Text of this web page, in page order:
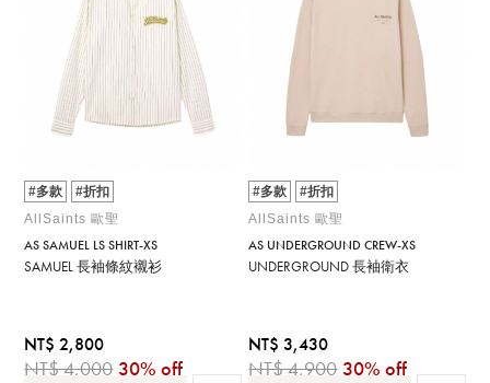
#多款
#折扣
AllSaints 歐聖
AS SAMUEL LS SHIRT-XS
SAMUEL 長袖條紋襯衫
NT$ 2,800
NT$ 4,000 30% off
#多款
#折扣
AllSaints 歐聖
AS UNDERGROUND CREW-XS
UNDERGROUND 長袖衛衣
NT$ 3,430
NT$ 4,900 30% off